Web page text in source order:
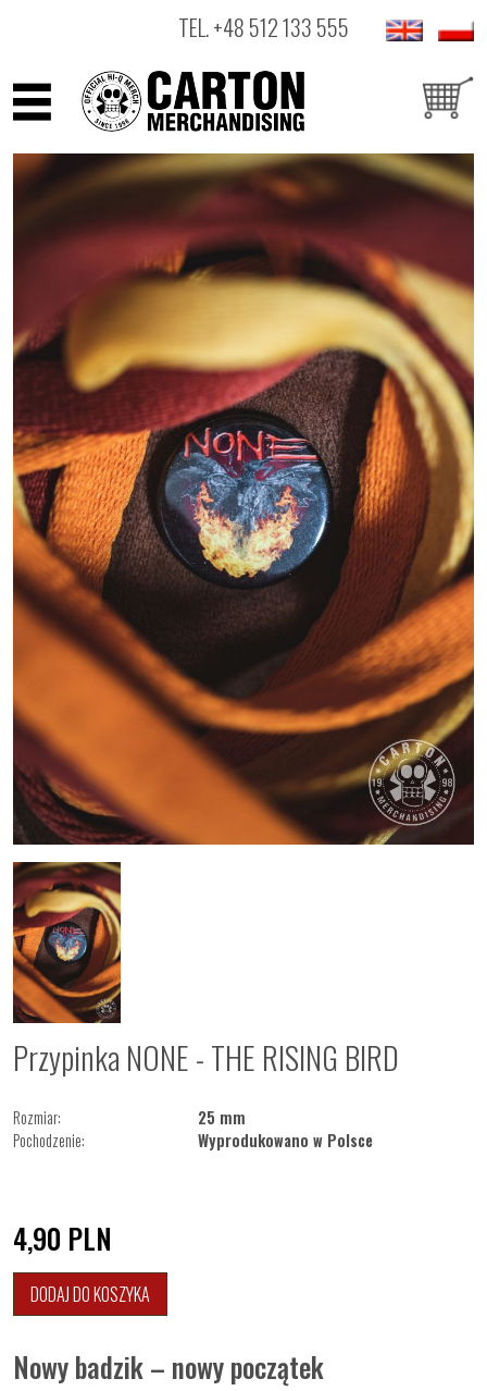
TEL.+48 512 133 555
ARTYŚCI
PRODUKTY
OUTLET
Przypinka NONE - THE RISING BIRD
Rozmiar:
25 mm
Pochodzenie:
Wyprodukowano w Polsce
4,90 PLN
DODAJ DO KOSZYKA
Nowy badzik – nowy początek